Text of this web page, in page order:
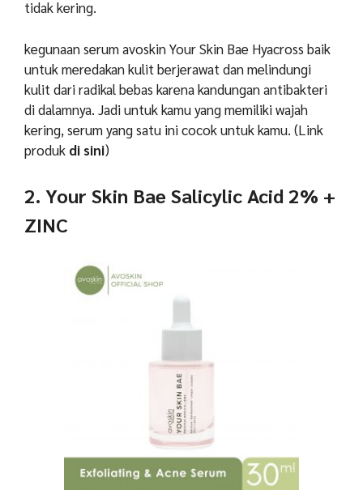
tidak kering.
kegunaan serum avoskin Your Skin Bae Hyacross baik
untuk meredakan kulit berjerawat dan melindungi
kulit dari radikal bebas karena kandungan antibakteri
di dalamnya. Jadi untuk kamu yang memiliki wajah
kering, serum yang satu ini cocok untuk kamu. (Link
produk di sini)
2. Your Skin Bae Salicylic Acid 2% +
ZINC